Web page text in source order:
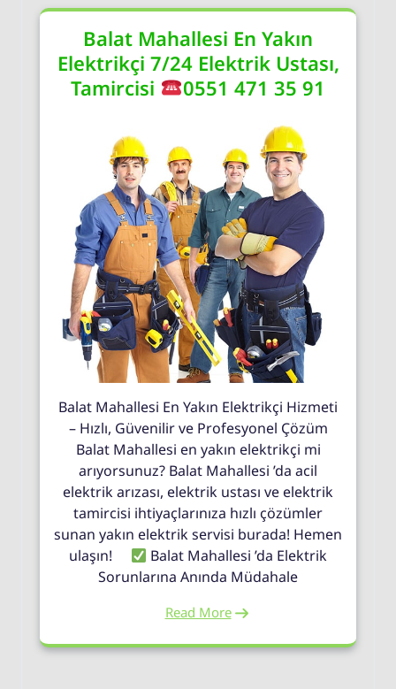
Balat Mahallesi En Yakın
Elektrikçi 7/24 Elektrik Ustası,
Tamircisi
0551 471 35 91
Balat Mahallesi En Yakın Elektrikçi Hizmeti
– Hızlı, Güvenilir ve Profesyonel Çözüm
Balat Mahallesi en yakın elektrikçi mi
arıyorsunuz? Balat Mahallesi ’da acil
elektrik arızası, elektrik ustası ve elektrik
tamircisi ihtiyaçlarınıza hızlı çözümler
sunan yakın elektrik servisi burada! Hemen
ulaşın!
Balat Mahallesi ’da Elektrik
Sorunlarına Anında Müdahale
Read More